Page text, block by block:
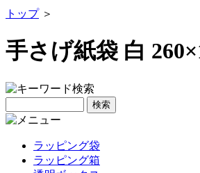
トップ＞
手さげ紙袋 白
ラッピング袋
ラッピング箱